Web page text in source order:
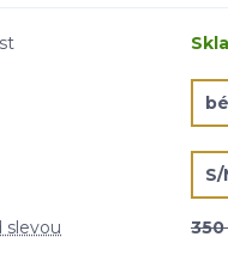
slevou 350